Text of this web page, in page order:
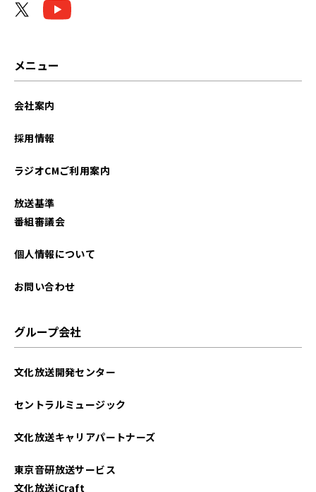
メニュー
会社案内
採用情報
ラジオCMご利用案内
放送基準
番組審議会
個人情報について
お問い合わせ
グループ会社
文化放送開発センター
セントラルミュージック
文化放送キャリアパートナーズ
東京音研放送サービス
文化放送iCraft